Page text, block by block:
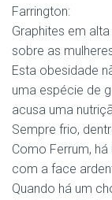
Farrington:
Graphites em
sobre as
Esta obesidade
uma espécie de
acusa uma
Sempre frio,
Como Ferrum,
com a face
Quando há um